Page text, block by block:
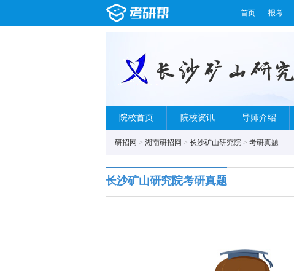
首页 报考
院校首页 院校资讯 导师介绍
研招网 > 湖南研招网 > 长沙矿山研究院 > 考研真题
长沙矿山研究院考研真题